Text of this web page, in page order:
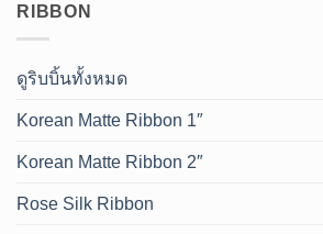
RIBBON
ดูริบบิ้นทั้งหมด
Korean Matte Ribbon 1″
Korean Matte Ribbon 2″
Rose Silk Ribbon